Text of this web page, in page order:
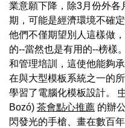
業意願下降，除3月份外各
期，可能是經濟環境不確
他們不僅期望別人這樣做
的--當然也是有用的--榜樣
和管理培訓，這使他能夠
在與大型模板系統之一的
學習了電腦化模板設計。
Bozó) 茶會點心推薦 的辦
閃發光的手槍、畫在數百